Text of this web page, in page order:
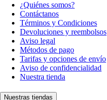
¿Quiénes somos?
Contáctanos
Términos y Condiciones
Devoluciones y reembolsos
Aviso legal
Métodos de pago
Tarifas y opciones de envío
Aviso de confidencialidad
Nuestra tienda
Nuestras tiendas